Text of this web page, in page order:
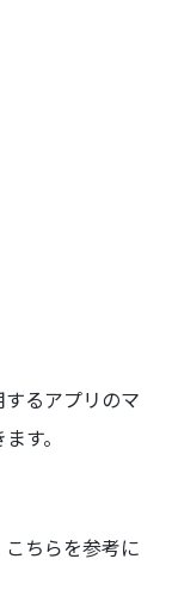
るアプリのマ
す。
ちらを参考に